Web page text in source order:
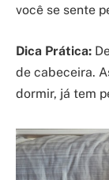
você se sente
Dica Prática:
de cabeceira.
dormir, já tem